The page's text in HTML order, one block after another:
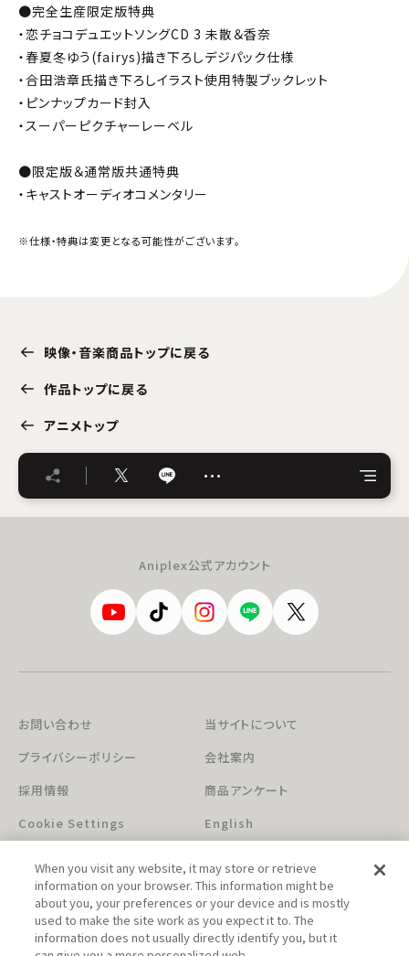
●完全生産限定版特典
・恋チョコデュエットソングCD 3 未散＆香奈
・春夏冬ゆう(fairys)描き下ろしデジパック仕様
・合田浩章氏描き下ろしイラスト使用特製ブックレット
・ピンナップカード封入
・スーパーピクチャーレーベル
●限定版＆通常版共通特典
・キャストオーディオコメンタリー
※仕様・特典は変更となる可能性がございます。
映像・音楽商品トップに戻る
作品トップに戻る
アニメトップ
…
Aniplex公式アカウント
お問い合わせ
当サイトについて
プライバシーポリシー
会社案内
採用情報
商品アンケート
Cookie Settings
English
When you visit any website, it may store or retrieve
information on your browser. This information might be
about you, your preferences or your device and is mostly
used to make the site work as you expect it to. The
information does not usually directly identify you, but it